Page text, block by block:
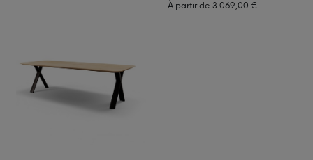
À partir de 3 069,00 €